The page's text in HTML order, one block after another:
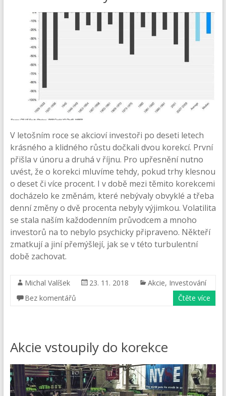
V letošním roce se akcioví investoři po deseti letech
krásného a klidného růstu dočkali dvou korekcí. První
přišla v únoru a druhá v říjnu. Pro upřesnění nutno
uvést, že o korekci mluvíme tehdy, pokud trhy klesnou
o deset či více procent. I v době mezi těmito korekcemi
docházelo ke změnám, které nebývaly obvyklé a třeba
denní změny o dvě procenta nebyly výjimkou. Volatilita
se stala naším každodenním průvodcem a mnoho
investorů na to nebylo psychicky připraveno. Někteří
zmatkují a jiní přemýšlejí, jak se v této turbulentní
době zachovat.
Michal Valíšek 23. 11. 2018 Akcie, Investování
Bez komentářů
Čtěte více
Akcie vstoupily do korekce